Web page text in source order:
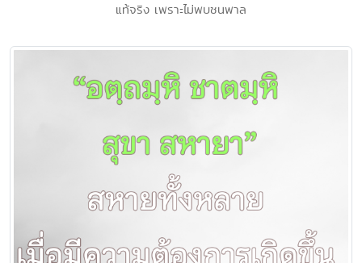
แท้จริง เพราะไม่พบชนพาล